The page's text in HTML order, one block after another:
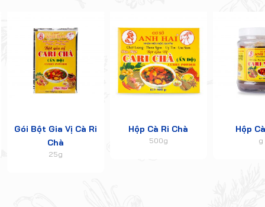
Gói Bột Gia Vị Cà Ri
Chà
25g
Hộp Cà Ri Chà
500g
Hộp
g